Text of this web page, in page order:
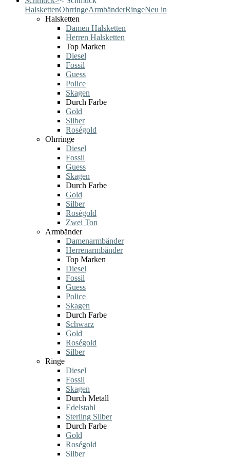
HalskettenOhrringeArmbänderRingeNeu in
Halsketten
Damen Halsketten
Herren Halsketten
Top Marken
Diesel
Fossil
Guess
Police
Skagen
Durch Farbe
Gold
Silber
Roségold
Ohrringe
Diesel
Fossil
Guess
Skagen
Durch Farbe
Gold
Silber
Roségold
Zwei Ton
Armbänder
Damenarmbänder
Herrenarmbänder
Top Marken
Diesel
Fossil
Guess
Police
Skagen
Durch Farbe
Schwarz
Gold
Roségold
Silber
Ringe
Diesel
Fossil
Skagen
Durch Metall
Edelstahl
Sterling Silber
Durch Farbe
Gold
Roségold
Silber